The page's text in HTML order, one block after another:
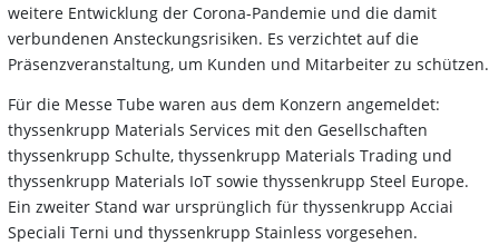
weitere Entwicklung der Corona-Pandemie und die damit
verbundenen Ansteckungsrisiken. Es verzichtet auf die
Präsenzveranstaltung, um Kunden und Mitarbeiter zu schützen.
Für die Messe Tube waren aus dem Konzern angemeldet:
thyssenkrupp Materials Services mit den Gesellschaften
thyssenkrupp Schulte, thyssenkrupp Materials Trading und
thyssenkrupp Materials IoT sowie thyssenkrupp Steel Europe.
Ein zweiter Stand war ursprünglich für thyssenkrupp Acciai
Speciali Terni und thyssenkrupp Stainless vorgesehen.